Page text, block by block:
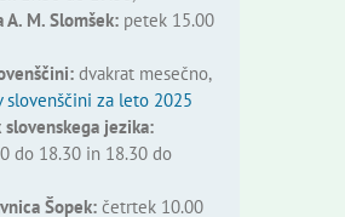
A. M. Slomšek:petek 15.00
dvakrat mesečno,
slovenščini za leto 2025
jezika:
do 18.30 in 18.30 do
Šopek:četrtek 10.00